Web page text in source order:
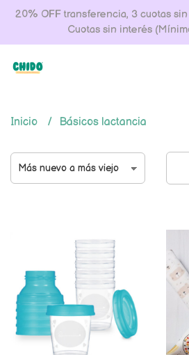
20% OFF transferencia, 3 cuotas
Cuotas sin interés
Inicio Básicos lactancia